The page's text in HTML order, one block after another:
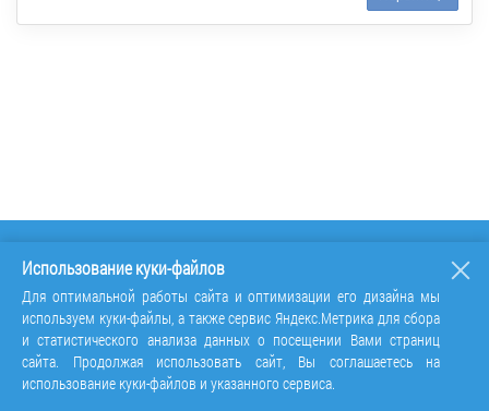
Использование куки-файлов
Для оптимальной работы сайта и оптимизации его дизайна мы
используем куки-файлы, а также сервис Яндекс.Метрика для сбора
и статистического анализа данных о посещении Вами страниц
сайта. Продолжая использовать сайт, Вы соглашаетесь на
использование куки-файлов и указанного сервиса.